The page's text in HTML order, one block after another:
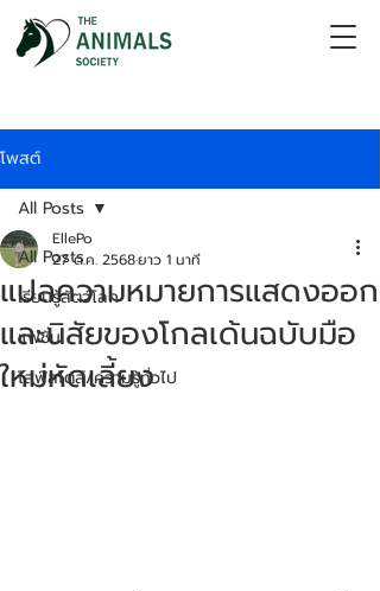
โพสต์
All Posts
เรียนรู้สัตว์โลก
แฟชั่น
ไลฟ์สไตล์/ความรู้ทั่วไป
All Posts
แปลความหมายการแสดงออก
และนิสัยของโกลเด้นฉบับมือ
ใหม่หัดเลี้ยง
EllePo
27 ต.ค. 2568ยาว 1 นาที